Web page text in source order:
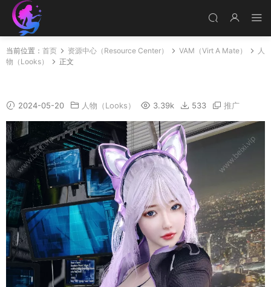
当前位置： 首页 资源中心（Resource Center） VAM（Virt A Mate）
人
物（Looks）
正文
2024-05-20 人物（Looks） 3.39k 533 推广